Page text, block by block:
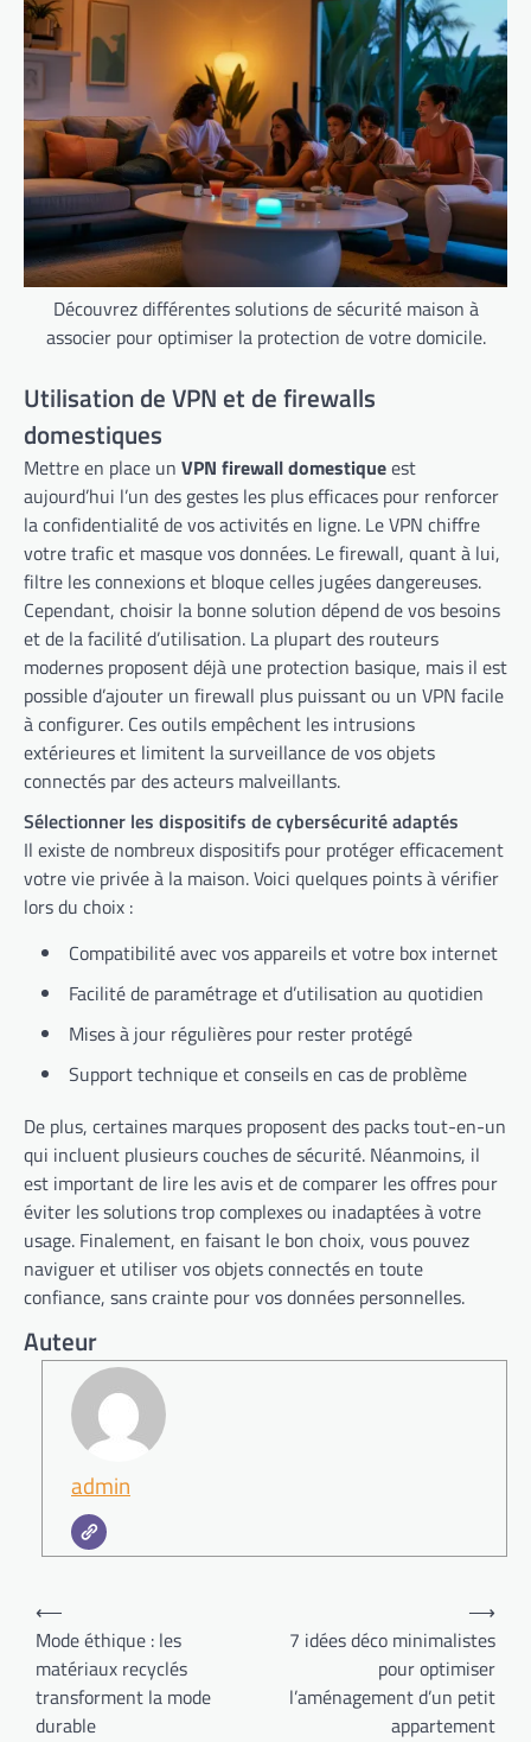
Découvrez différentes solutions de sécurité maison à
associer pour optimiser la protection de votre domicile.
Utilisation de VPN et de firewalls
domestiques
Mettre en place un VPN firewall domestiqueest
aujourd’hui l’un des gestes les plus efficaces pour renforcer
la confidentialité de vos activités en ligne. Le VPN chiffre
votre trafic et masque vos données. Le firewall, quant à lui,
filtre les connexions et bloque celles jugées dangereuses.
Cependant, choisir la bonne solution dépend de vos besoins
et de la facilité d’utilisation. La plupart des routeurs
modernes proposent déjà une protection basique, mais il est
possible d’ajouter un firewall plus puissant ou un VPN facile
à configurer. Ces outils empêchent les intrusions
extérieures et limitent la surveillance de vos objets
connectés par des acteurs malveillants.
Sélectionner les dispositifs de cybersécurité adaptés
Il existe de nombreux dispositifs pour protéger efficacement
votre vie privée à la maison. Voici quelques points à vérifier
lors du choix :
Compatibilité avec vos appareils et votre box internet
Facilité de paramétrage et d’utilisation au quotidien
Mises à jour régulières pour rester protégé
Support technique et conseils en cas de problème
De plus, certaines marques proposent des packs tout-en-un
qui incluent plusieurs couches de sécurité. Néanmoins, il
est important de lire les avis et de comparer les offres pour
éviter les solutions trop complexes ou inadaptées à votre
usage. Finalement, en faisant le bon choix, vous pouvez
naviguer et utiliser vos objets connectés en toute
confiance, sans crainte pour vos données personnelles.
Auteur
admin
Navigation
de
l’article
⟵
Mode éthique : les
matériaux recyclés
transforment la mode
durable
7 idées déco minimalistes
pour optimiser
l’aménagement d’un petit
appartement
⟶